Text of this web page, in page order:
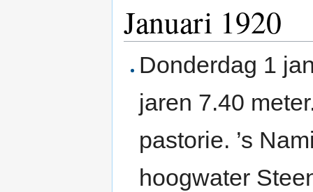
Januari 1920
Donderdag 1
jaren 7.40
pastorie. ’s
hoogwater